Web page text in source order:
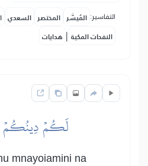
التفاسير: المُيسَّر المختصر السعدي
النفحات المكية | هدايات
لَكُمۡ دِينُكُمۡ
mnayoiamini na